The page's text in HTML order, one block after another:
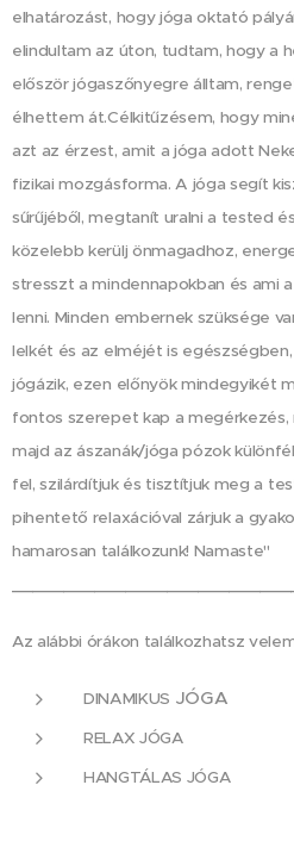
elhatározást, hogy jóga oktató
elindultam az úton, tudtam, hogy a
először jógaszőnyegre álltam,
élhettem át.Célkitűzésem, hogy
azt az érzest, amit a jóga adott
fizikai mozgásforma. A jóga segít
sűrűjéből, megtanít uralni a tested
közelebb kerülj önmagadhoz,
stresszt a mindennapokban és ami
lenni. Minden embernek szüksége
lelkét és az elméjét is
jógázik, ezen előnyök mindegyikét
fontos szerepet kap a megérkezés,
majd az ászanák/jóga pózok
fel, szilárdítjuk és tisztítjuk meg a
pihentető relaxációval zárjuk a
hamarosan találkozunk! Namaste"
Az alábbi órákon találkozhatsz
DINAMIKUS JÓGA
RELAX JÓGA
HANGTÁLAS JÓGA